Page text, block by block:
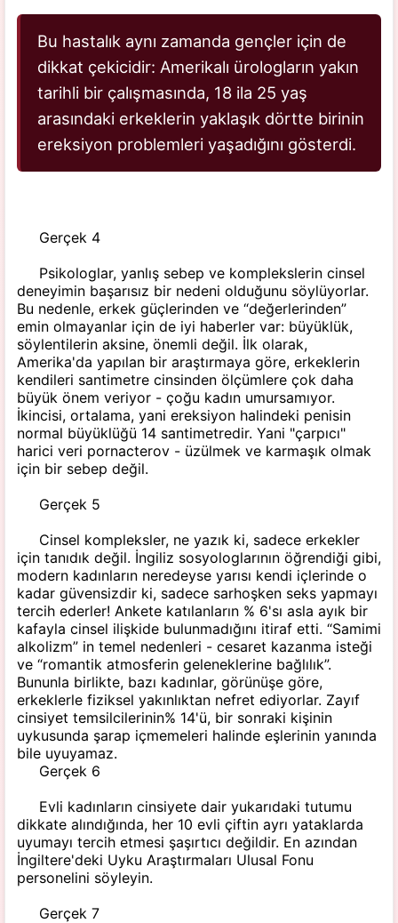
Bu hastalık aynı zamanda gençler için de
dikkat çekicidir: Amerikalı ürologların yakın
tarihli bir çalışmasında, 18 ila 25 yaş
arasındaki erkeklerin yaklaşık dörtte birinin
ereksiyon problemleri yaşadığını gösterdi.
Gerçek 4
Psikologlar, yanlış sebep ve komplekslerin cinsel
deneyimin başarısız bir nedeni olduğunu söylüyorlar.
Bu nedenle, erkek güçlerinden ve “değerlerinden”
emin olmayanlar için de iyi haberler var: büyüklük,
söylentilerin aksine, önemli değil. İlk olarak,
Amerika'da yapılan bir araştırmaya göre, erkeklerin
kendileri santimetre cinsinden ölçümlere çok daha
büyük önem veriyor - çoğu kadın umursamıyor.
İkincisi, ortalama, yani ereksiyon halindeki penisin
normal büyüklüğü 14 santimetredir. Yani "çarpıcı"
harici veri pornacterov - üzülmek ve karmaşık olmak
için bir sebep değil.
Gerçek 5
Cinsel kompleksler, ne yazık ki, sadece erkekler
için tanıdık değil. İngiliz sosyologlarının öğrendiği gibi,
modern kadınların neredeyse yarısı kendi içlerinde o
kadar güvensizdir ki, sadece sarhoşken seks yapmayı
tercih ederler! Ankete katılanların % 6'sı asla ayık bir
kafayla cinsel ilişkide bulunmadığını itiraf etti. “Samimi
alkolizm” in temel nedenleri - cesaret kazanma isteği
ve “romantik atmosferin geleneklerine bağlılık”.
Bununla birlikte, bazı kadınlar, görünüşe göre,
erkeklerle fiziksel yakınlıktan nefret ediyorlar. Zayıf
cinsiyet temsilcilerinin% 14'ü, bir sonraki kişinin
uykusunda şarap içmemeleri halinde eşlerinin yanında
bile uyuyamaz.
Gerçek 6
Evli kadınların cinsiyete dair yukarıdaki tutumu
dikkate alındığında, her 10 evli çiftin ayrı yataklarda
uyumayı tercih etmesi şaşırtıcı değildir. En azından
İngiltere'deki Uyku Araştırmaları Ulusal Fonu
personelini söyleyin.
Gerçek 7